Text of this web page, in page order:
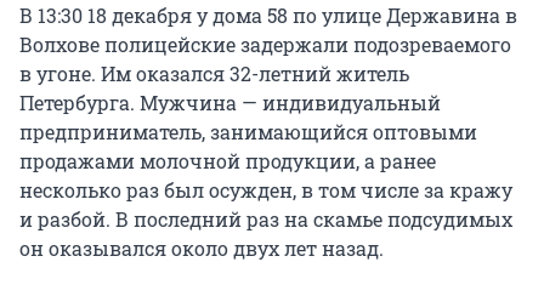
В 13:30 18 декабря у дома 58 по улице Державина в
Волхове полицейские задержали подозреваемого
в угоне. Им оказался 32-летний житель
Петербурга. Мужчина — индивидуальный
предприниматель, занимающийся оптовыми
продажами молочной продукции, а ранее
несколько раз был осужден, в том числе за кражу
и разбой. В последний раз на скамье подсудимых
он оказывался около двух лет назад.